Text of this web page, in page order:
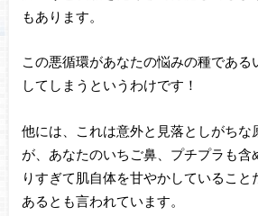
もあります。
この悪循環があなたの悩みの種である
してしまうというわけです！
他には、これは意外と見落としがちな
が、あなたのいちご鼻、プチプラも含
りすぎて肌自体を甘やかしていること
あるとも言われています。